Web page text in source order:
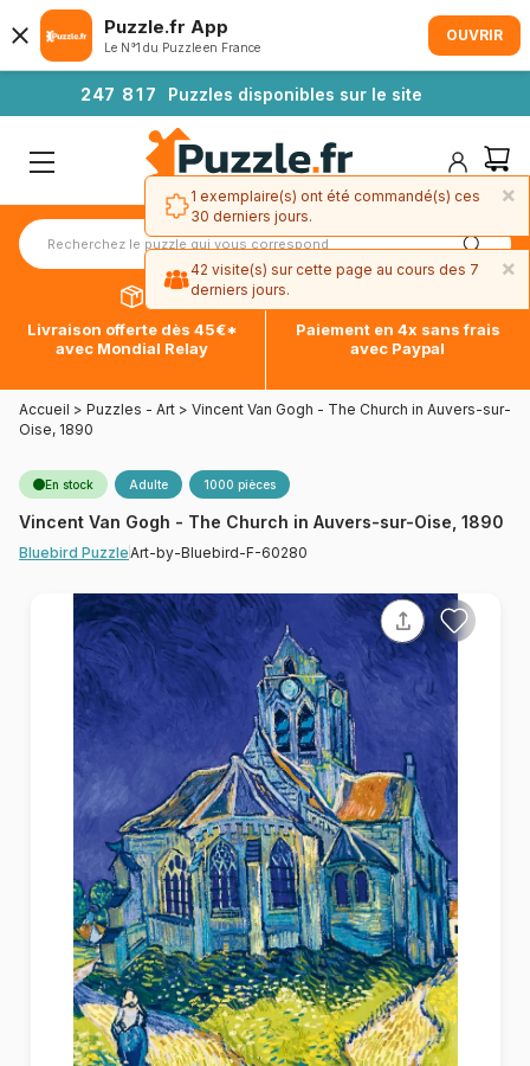
247 81 7 Puzzles disponibles sur le site
Livraison offerte dès 45€*
avec Mondial Relay
Paiement en 4x sans frais
avec Paypal
Accueil > Puzzles - Art > Vincent Van Gogh - The Church in Auvers-sur-
Oise, 1890
En stock Adulte 1000 pièces
Vincent Van Gogh - The Church in Auvers-sur-Oise, 1890
Bluebird Puzzle Art-by-Bluebird-F-60280
Puzzle.fr App
Le N°1 du Puzzle en France
OUVRIR
×
1 exemplaire(s) ont été commandé(s) ces
30 derniers jours.
×
42 visite(s) sur cette page au cours des 7
derniers jours.